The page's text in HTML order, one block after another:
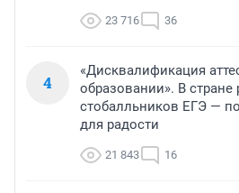
23 716 36
4
«Дисквалификация
образовании». В стране
стобалльников ЕГЭ —
для радости
21 843 16